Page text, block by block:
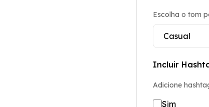
Escolha o tom
Incluir
Adicione
Sim